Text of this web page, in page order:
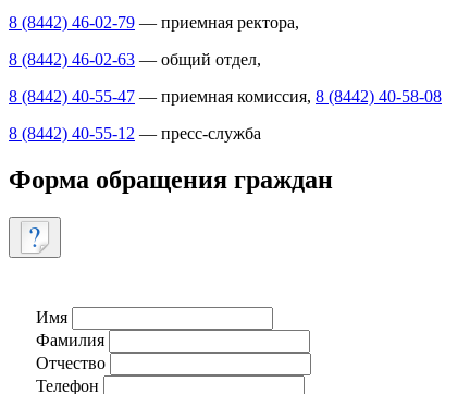
8 (8442) 46-02-79 — приемная ректора,
8 (8442) 46-02-63 — общий отдел,
8 (8442) 40-55-47 — приемная комиссия, 8 (8442) 40-58-08
8 (8442) 40-55-12 — пресс-служба
Форма обращения граждан
Имя
Фамилия
Отчество
Телефон